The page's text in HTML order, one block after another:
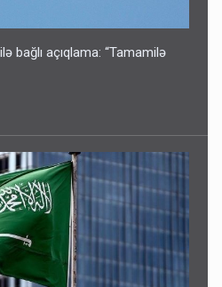
bağlı açıqlama: “Tamamilə